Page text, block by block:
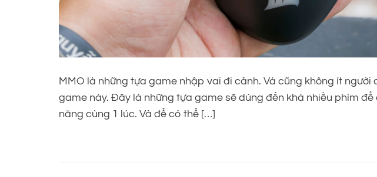
MMO là những tựa game nhập vai đi cảnh. Và cũng không ít người
game này. Đây là những tựa game sẽ dùng đến khá nhiều phím để
năng cùng 1 lúc. Và để có thể […]